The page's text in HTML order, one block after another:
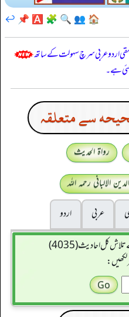
🏠
👥
🔍
🧩
🅰️
📌
↩️
اردو عربی سرچ سہولت کے ساتھ
ہے۔
سے متعلقہ
رواۃ الحدیث
الالبانی رحمہ اللہ
عربی
اردو
کل احادیث (4035)